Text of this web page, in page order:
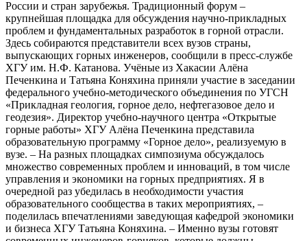
России и стран зарубежья. Традиционный форум –
крупнейшая площадка для обсуждения научно-прикладных
проблем и фундаментальных разработок в горной отрасли.
Здесь собираются представители всех вузов страны,
выпускающих горных инженеров, сообщили в пресс-службе
ХГУ им. Н.Ф. Катанова. Учёные из Хакасии Алёна
Печенкина и Татьяна Коняхина приняли участие в заседании
федерального учебно-методического объединения по УГСН
«Прикладная геология, горное дело, нефтегазовое дело и
геодезия». Директор учебно-научного центра «Открытые
горные работы» ХГУ Алёна Печенкина представила
образовательную программу «Горное дело», реализуемую в
вузе. – На разных площадках симпозиума обсуждалось
множество современных проблем и инноваций, в том числе
управления и экономики на горных предприятиях. Я в
очередной раз убедилась в необходимости участия
образовательного сообщества в таких мероприятиях, –
поделилась впечатлениями заведующая кафедрой экономики
и бизнеса ХГУ Татьяна Коняхина. – Именно вузы готовят